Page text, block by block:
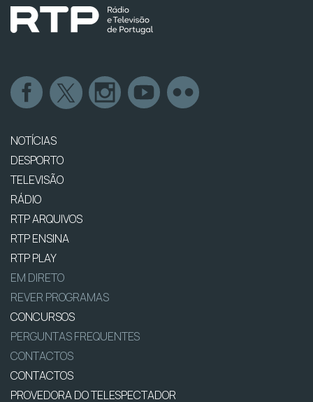
NOTÍCIAS
DESPORTO
TELEVISÃO
RÁDIO
RTP ARQUIVOS
RTP ENSINA
RTP PLAY
EM DIRETO
REVER PROGRAMAS
CONCURSOS
PERGUNTAS FREQUENTES
CONTACTOS
CONTACTOS
PROVEDORA DO TELESPECTADOR